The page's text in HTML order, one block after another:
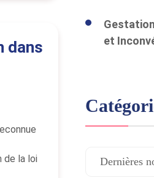
dans
de la loi
et
Dernières